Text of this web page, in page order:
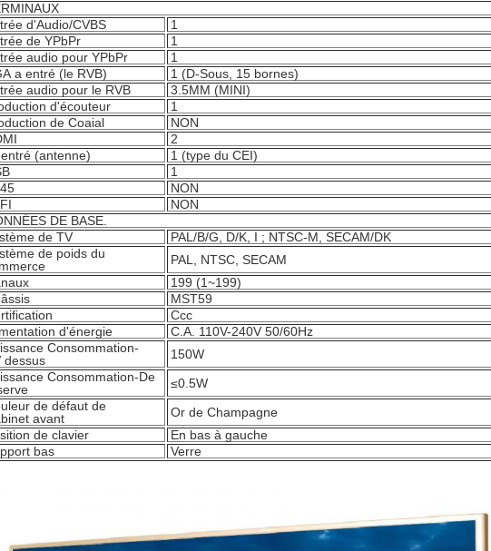
d'Audio/CVBS
1
de YPbPr
1
audio pour YPbPr
1
a entré (le RVB)
1 (D-Sous, 15 bornes)
audio pour le RVB
3.5MM (MINI)
d'écouteur
1
de Coaial
NON
2
(antenne)
1 (type du CEI)
1
NON
NON
DE BASE.
de TV
PAL/B/G, D/K, I ; NTSC-M, SECAM/DK
de poids du
PAL, NTSC, SECAM
199 (1~199)
MST59
Ccc
d'énergie
C.A. 110V-240V 50/60Hz
Consommation-
dessus
150W
Consommation-De
≤0.5W
de défaut de
avant
Or de Champagne
de clavier
En bas à gauche
bas
Verre